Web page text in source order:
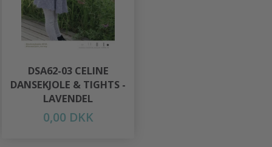
DSA62-03 CELINE
DANSEKJOLE & TIGHTS -
LAVENDEL
0,00 DKK